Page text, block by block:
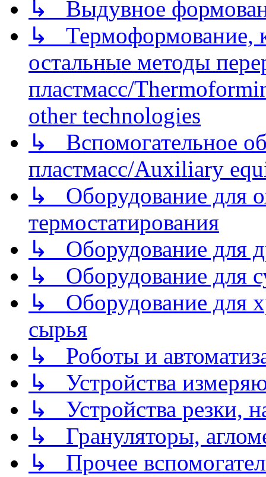
↳ Выдувное
↳ Термоформование,
остальные методы
пластмасс/
other technologies
↳ Вспомогательное
пластмасс/Auxiliary
↳ Оборудование для
термостатирования
↳ Оборудование для
↳ Оборудование для
↳ Оборудование для
сырья
↳ Роботы и
↳ Устройства
↳ Устройства резки,
↳ Грануляторы,
↳ Прочее